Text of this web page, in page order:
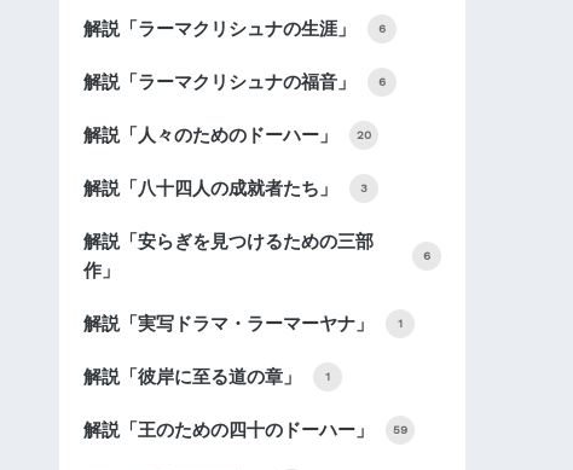
解説「ラーマクリシュナの生涯」 6
解説「ラーマクリシュナの福音」 6
解説「人々のためのドーハー」 20
解説「八十四人の成就者たち」 3
解説「安らぎを見つけるための三部
作」
6
解説「実写ドラマ・ラーマーヤナ」 1
解説「彼岸に至る道の章」 1
解説「王のための四十のドーハー」 59